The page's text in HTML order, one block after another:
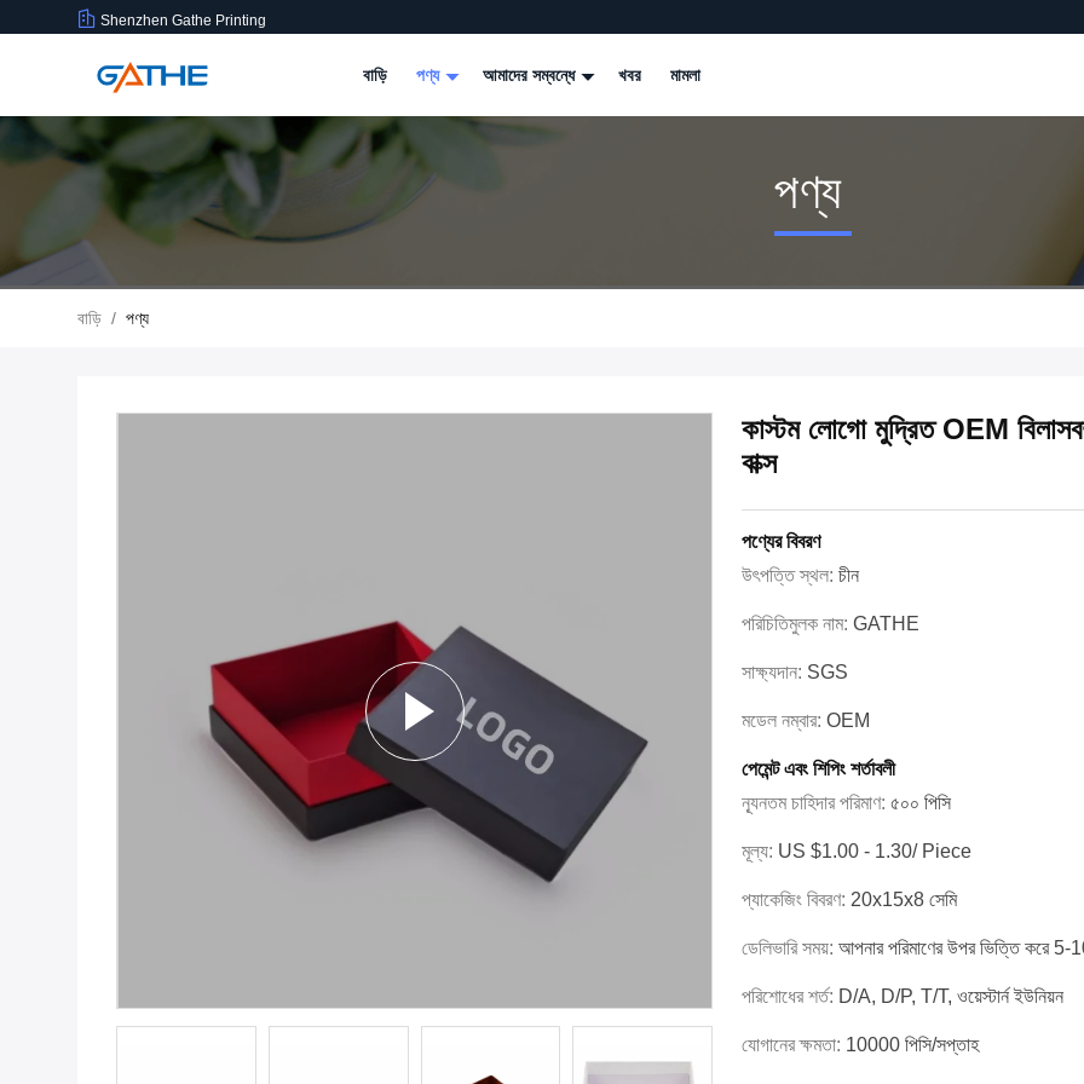
Shenzhen Gathe Printing
বাড়ি পণ্য আমাদের সম্বন্ধে খবর মামলা
পণ্য
বাড়ি / পণ্য
কাস্টম লোগো মুদ্রিত OEM
বাক্স
পণ্যের বিবরণ
উৎপত্তি স্থল: চীন
পরিচিতিমুলক নাম: GATHE
সাক্ষ্যদান: SGS
মডেল নম্বার: OEM
পেমেন্ট এবং শিপিং শর্তাবলী
ন্যূনতম চাহিদার পরিমাণ: ৫০০ পিসি
মূল্য: US $1.00 - 1.30/ Piece
প্যাকেজিং বিবরণ: 20x15x8 সেমি
ডেলিভারি সময়: আপনার পরিমাণের উপর ভিত্তি করে 5-
পরিশোধের শর্ত: D/A, D/P, T/T, ওয়েস্টার্ন ইউনিয়ন
যোগানের ক্ষমতা: 10000 পিসি/সপ্তাহ